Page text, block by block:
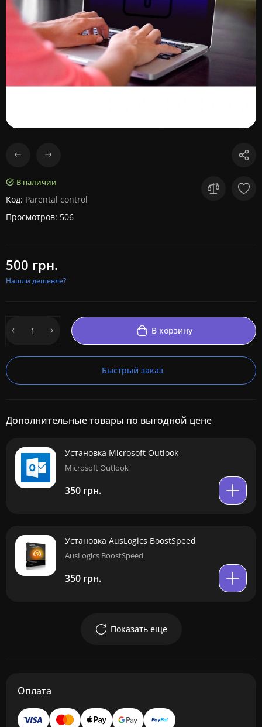
В наличии
Код: Parental control
Просмотров: 506
500 грн.
Нашли дешевле?
В корзину
Быстрый заказ
Дополнительные товары по выгодной цене
Установка Microsoft Outlook
Microsoft Outlook
350 грн.
Установка AusLogics BoostSpeed
AusLogics BoostSpeed
350 грн.
Показать еще
Оплата